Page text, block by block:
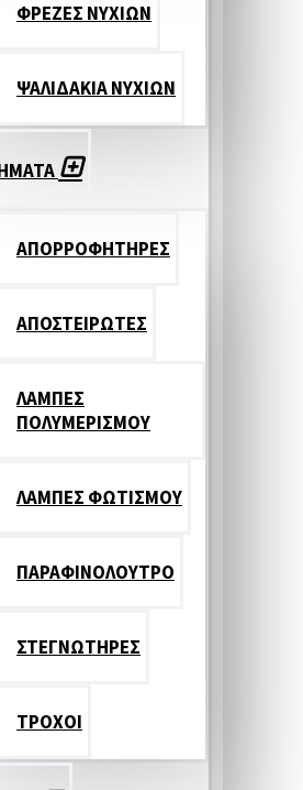
ΦΡΕΖΕΣ ΝΥΧΙΩΝ
ΨΑΛΙΔΑΚΙΑ ΝΥΧΙΩΝ
ΑΠΟΡΡΟΦΗΤΗΡΕΣ
ΑΠΟΣΤΕΙΡΩΤΕΣ
ΛΑΜΠΕΣ
ΠΟΛΥΜΕΡΙΣΜΟΥ
ΛΑΜΠΕΣ ΦΩΤΙΣΜΟΥ
ΠΑΡΑΦΙΝΟΛΟΥΤΡΟ
ΣΤΕΓΝΩΤΗΡΕΣ
ΤΡΟΧΟΙ